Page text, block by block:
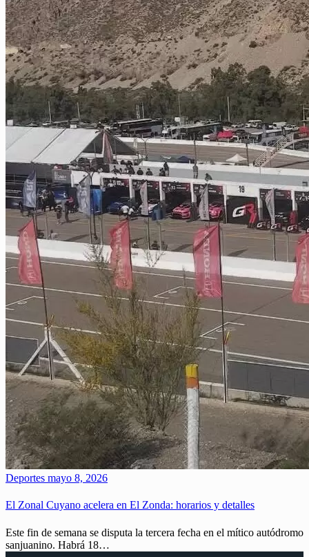
Deportes mayo 8, 2026
El Zonal Cuyano acelera en El Zonda: horarios y detalles
Este fin de semana se disputa la tercera fecha en el mítico autódromo
sanjuanino. Habrá 18…